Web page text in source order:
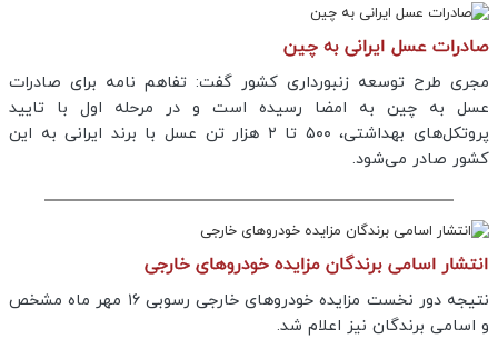
صادرات عسل ایرانی به چین
مجری طرح توسعه زنبورداری کشور گفت: تفاهم نامه برای صادرات
عسل به چین به امضا رسیده است و در مرحله اول با تایید
پروتکل‌های بهداشتی، ۵۰۰ تا ۲ هزار تن عسل با برند ایرانی به این
کشور صادر می‌شود.
انتشار اسامی برندگان مزایده خودروهای خارجی
نتیجه دور نخست مزایده خودروهای خارجی رسوبی ۱۶ مهر ماه مشخص
و اسامی برندگان نیز اعلام شد.